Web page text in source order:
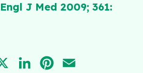
J Med 2009; 361:
LINKEDINPINTEREST